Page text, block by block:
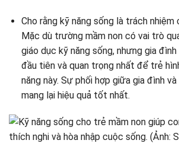
Cho rằng kỹ năng sống là trách nhiệm
Mặc dù trường mầm non có vai trò
giáo dục kỹ năng sống, nhưng gia
đầu tiên và quan trọng nhất để trẻ
năng này. Sự phối hợp giữa gia đình
mang lại hiệu quả tốt nhất.